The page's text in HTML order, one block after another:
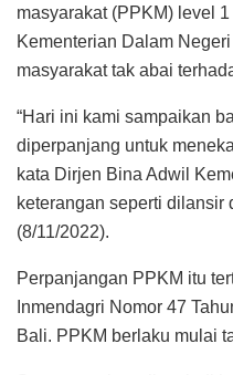
masyarakat (PPKM) level
Kementerian Dalam
masyarakat tak abai
“Hari ini kami sampaikan
diperpanjang untuk
kata Dirjen Bina Adwil
keterangan seperti dilansir
(8/11/2022).
Perpanjangan PPKM itu
Inmendagri Nomor 47
Bali. PPKM berlaku mulai